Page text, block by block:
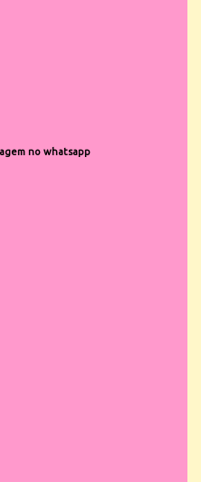
no whatsapp